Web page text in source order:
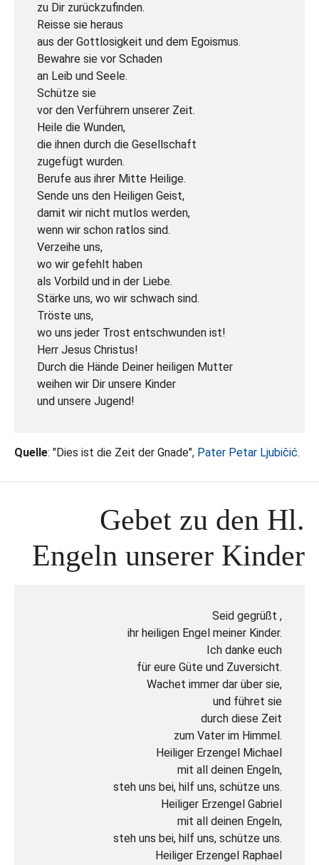
zu Dir zurückzufinden.
Reisse sie heraus
aus der Gottlosigkeit und dem Egoismus.
Bewahre sie vor Schaden
an Leib und Seele.
Schütze sie
vor den Verführern unserer Zeit.
Heile die Wunden,
die ihnen durch die Gesellschaft
zugefügt wurden.
Berufe aus ihrer Mitte Heilige.
Sende uns den Heiligen Geist,
damit wir nicht mutlos werden,
wenn wir schon ratlos sind.
Verzeihe uns,
wo wir gefehlt haben
als Vorbild und in der Liebe.
Stärke uns, wo wir schwach sind.
Tröste uns,
wo uns jeder Trost entschwunden ist!
Herr Jesus Christus!
Durch die Hände Deiner heiligen Mutter
weihen wir Dir unsere Kinder
und unsere Jugend!
Quelle: "Dies ist die Zeit der Gnade", Pater Petar Ljubičić.
Gebet zu den Hl.
Engeln unserer Kinder
Seid gegrüßt ,
ihr heiligen Engel meiner Kinder.
Ich danke euch
für eure Güte und Zuversicht.
Wachet immer dar über sie,
und führet sie
durch diese Zeit
zum Vater im Himmel.
Heiliger Erzengel Michael
mit all deinen Engeln,
steh uns bei, hilf uns, schütze uns.
Heiliger Erzengel Gabriel
mit all deinen Engeln,
steh uns bei, hilf uns, schütze uns.
Heiliger Erzengel Raphael